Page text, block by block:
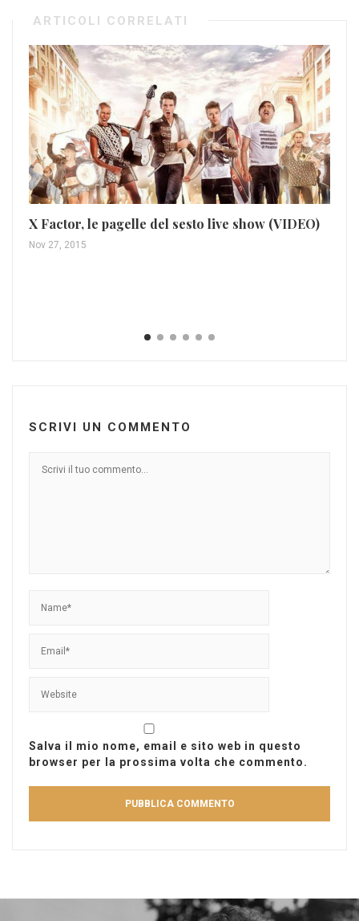
ARTICOLI CORRELATI
X Factor, le pagelle del sesto live show (VIDEO)
Nov 27, 2015
SCRIVI UN COMMENTO
Salva il mio nome, email e sito web in questo
browser per la prossima volta che commento.